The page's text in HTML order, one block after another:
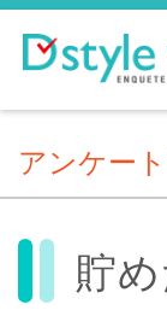
アンケー
貯